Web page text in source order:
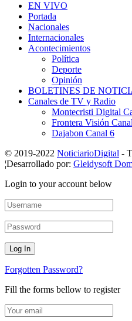
EN VIVO
Portada
Nacionales
Internacionales
Acontecimientos
Política
Deporte
Opinión
BOLETINES DE
Canales de TV y Radio
Montecristi Digital
Frontera Visión
Dajabon Canal 6
© 2019-2022 NoticiarioDigital -
¦Desarrollado por: Gleidysoft
Login to your account below
Forgotten Password?
Fill the forms bellow to register